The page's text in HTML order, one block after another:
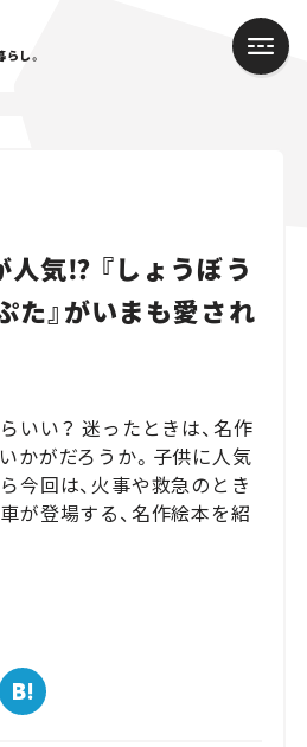
し。
気⁉ 『しょうぼう
た』がいまも愛され
いい？ 迷ったときは、名作
かがだろうか。子供に人気
今回は、火事や救急のとき
が登場する、名作絵本を紹